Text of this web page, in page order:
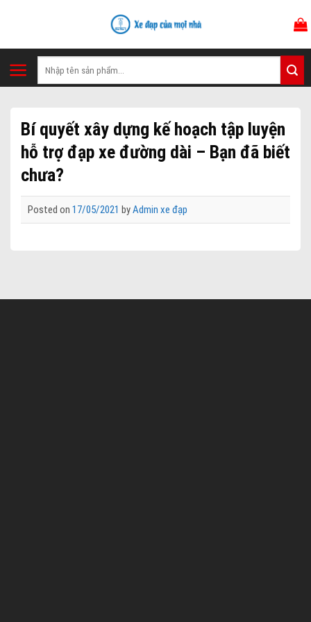
Tìm
kiếm:
Bí quyết xây dựng kế hoạch tập luyện
hỗ trợ đạp xe đường dài – Bạn đã biết
chưa?
Posted on 17/05/2021 byAdmin xe đạp